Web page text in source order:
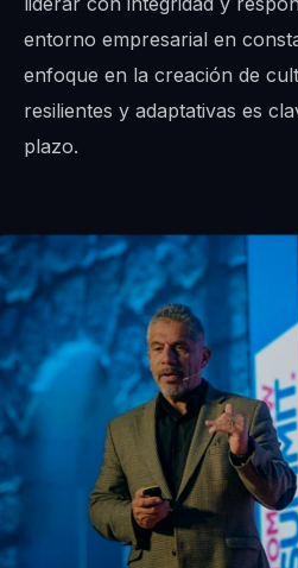
entorno empresarial en
enfoque en la creación de
resilientes y adaptativas es
plazo.